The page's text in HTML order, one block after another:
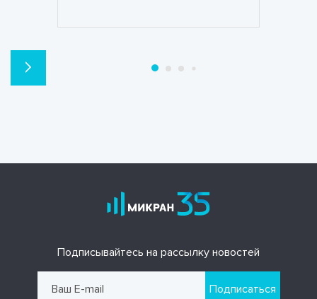
Подписывайтесь на рассылку новостей
Подписаться